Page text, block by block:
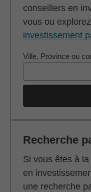
conseillers en
vous ou explorez
investissement
Ville, Province ou
Recherche
Si vous êtes à
en
une recherche